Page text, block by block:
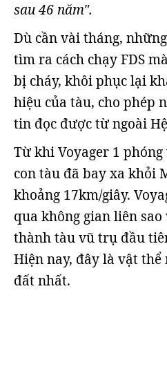
sau 46 năm".
Dù cần vài tháng,
tìm ra cách chạy FDS
bị cháy, khôi phục lại
hiệu của tàu, cho phép
tin đọc được từ ngoài
Từ khi Voyager 1 phóng
con tàu đã bay xa khỏi
khoảng 17km/giây.
qua không gian liên
thành tàu vũ trụ đầu
Hiện nay, đây là vật
đất nhất.